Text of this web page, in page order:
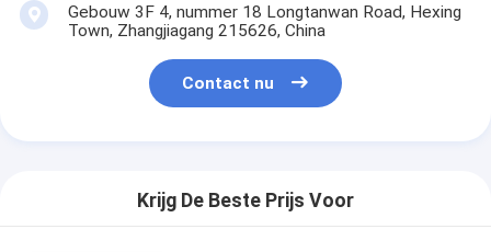
Gebouw 3F 4, nummer 18 Longtanwan Road, Hexing
Town, Zhangjiagang 215626, China
Contact nu
Krijg De Beste Prijs Voor